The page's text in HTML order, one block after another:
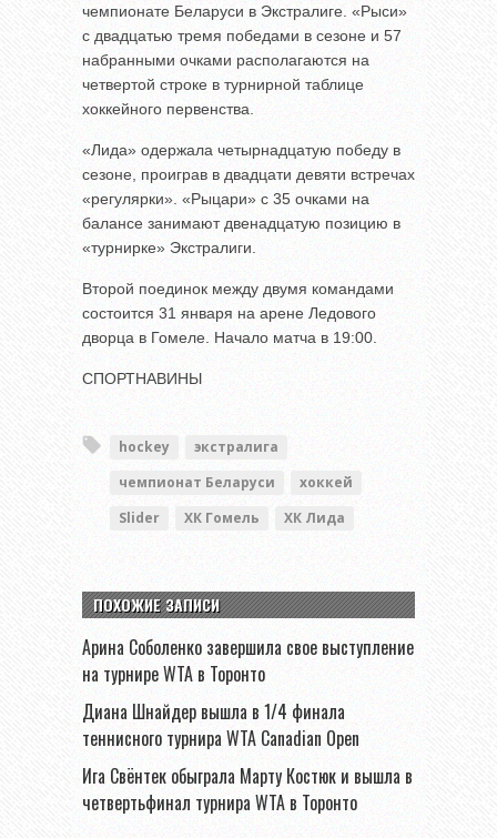
чемпионате Беларуси в Экстралиге. «Рыси»
с двадцатью тремя победами в сезоне и 57
набранными очками располагаются на
четвертой строке в турнирной таблице
хоккейного первенства.
«Лида» одержала четырнадцатую победу в
сезоне, проиграв в двадцати девяти встречах
«регулярки». «Рыцари» с 35 очками на
балансе занимают двенадцатую позицию в
«турнирке» Экстралиги.
Второй поединок между двумя командами
состоится 31 января на арене Ледового
дворца в Гомеле. Начало матча в 19:00.
СПОРТНАВИНЫ
hockey
экстралига
чемпионат Беларуси
хоккей
Slider
ХК Гомель ХК Лида
ПОХОЖИЕ ЗАПИСИ
Арина Соболенко завершила свое выступление
на турнире WTA в Торонто
Диана Шнайдер вышла в 1/4 финала
теннисного турнира WTA Canadian Open
Ига Свёнтек обыграла Марту Костюк и вышла в
четвертьфинал турнира WTA в Торонто